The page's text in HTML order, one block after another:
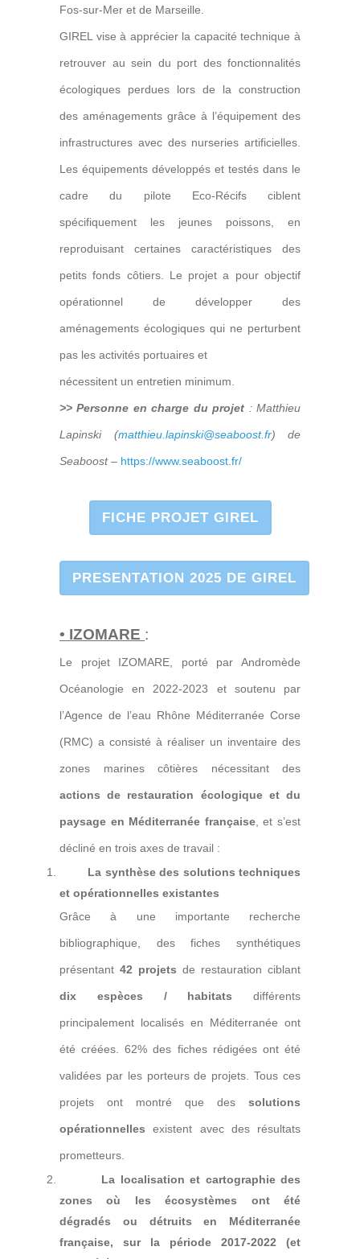
Fos-sur-Mer et de Marseille.
GIREL vise à apprécier la capacité technique à
retrouver au sein du port des fonctionnalités
écologiques perdues lors de la construction
des aménagements grâce à l’équipement des
infrastructures avec des nurseries artificielles.
Les équipements développés et testés dans le
cadre du pilote Eco-Récifs ciblent
spécifiquement les jeunes poissons, en
reproduisant certaines caractéristiques des
petits fonds côtiers. Le projet a pour objectif
opérationnel de développer des
aménagements écologiques qui ne perturbent
pas les activités portuaires et
nécessitent un entretien minimum.
>> Personne en charge du projet : Matthieu
Lapinski(matthieu.lapinski@seaboost.fr) de
Seaboost– https://www.seaboost.fr/
FICHE PROJET GIREL
PRESENTATION 2025 DE GIREL
• IZOMARE :
Le projet IZOMARE, porté par Andromède
Océanologie en 2022-2023 et soutenu par
l’Agence de l’eau Rhône Méditerranée Corse
(RMC) a consisté à réaliser un inventaire des
zones marines côtières nécessitant des
actions de restauration écologique et du
paysage en Méditerranée française, et s’est
décliné en trois axes de travail :
La synthèse des solutions techniques
et opérationnelles existantes
Grâce à une importante recherche
bibliographique, des fiches synthétiques
présentant 42 projets de restauration ciblant
dix espèces / habitats différents
principalement localisés en Méditerranée ont
été créées. 62% des fiches rédigées ont été
validées par les porteurs de projets. Tous ces
projets ont montré que des solutions
opérationnelles existent avec des résultats
prometteurs.
La localisation et cartographie des
zones où les écosystèmes ont été
dégradés ou détruits en Méditerranée
française, sur la période 2017-2022 (et